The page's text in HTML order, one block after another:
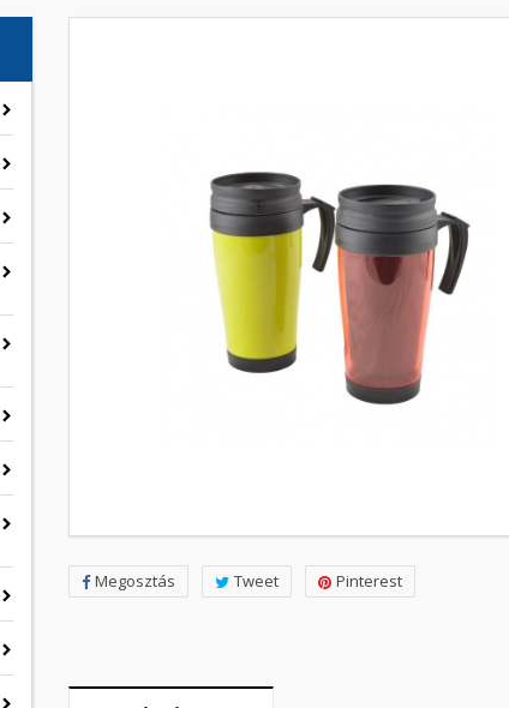
Megosztás Tweet Pinterest